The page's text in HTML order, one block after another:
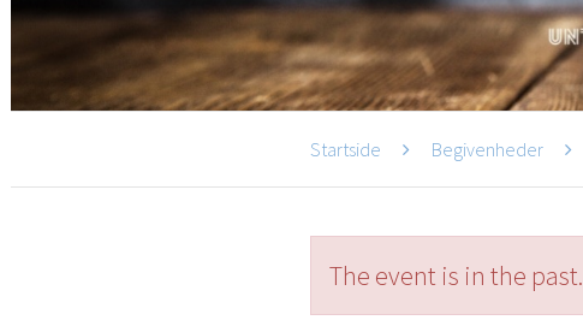
Startside Begivenheder
The event is in the past.